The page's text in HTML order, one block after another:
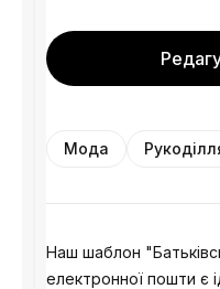
Мода
Наш шаблон
електронної пошти є